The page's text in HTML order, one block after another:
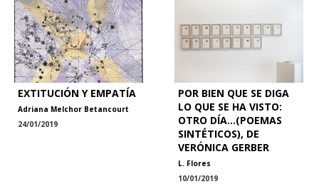
EXTITUCIÓN Y EMPATÍA
Adriana Melchor Betancourt
24/01/2019
POR BIEN QUE SE DIGA
LO QUE SE HA VISTO:
OTRO DÍA…(POEMAS
SINTÉTICOS), DE
VERÓNICA GERBER
L. Flores
10/01/2019